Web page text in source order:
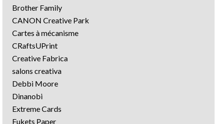
Brother Family
CANON Creative Park
Cartes à mécanisme
CRaftsUPrint
Creative Fabrica
salons creativa
Debbi Moore
Dinanobi
Extreme Cards
Fukets Paper